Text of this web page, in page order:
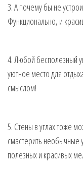
3. А почему бы не
Функционально, и
4. Любой бесполезный
уютное место для
смыслом!
5. Стены в углах тоже
смастерить необычные
полезных и красивых